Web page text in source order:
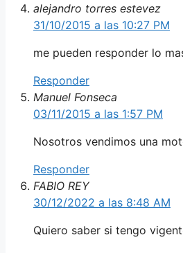
alejandro torres estevez
31/10/2015 a las 10:27 PM
me pueden responder lo
Responder
Manuel Fonseca
03/11/2015 a las 1:57 PM
Nosotros vendimos una
Responder
FABIO REY
30/12/2022 a las 8:48 AM
Quiero saber si tengo